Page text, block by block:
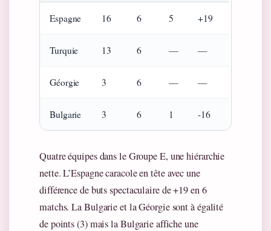
Espagne 16 6 5 +19
Turquie 13 6 — —
Géorgie 3 6 — —
Bulgarie 3 6 1 -16
Quatre équipes dans le Groupe E, une hiérarchie
nette. L’Espagne caracole en tête avec une
différence de buts spectaculaire de +19 en 6
matchs. La Bulgarie et la Géorgie sont à égalité
de points (3) mais la Bulgarie affiche une